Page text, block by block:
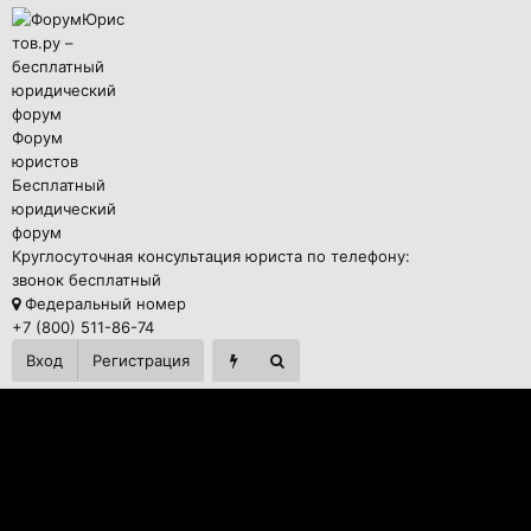
Форум
юристов
Бесплатный
юридический
форум
Круглосуточная консультация юриста по телефону:
звонок бесплатный
Федеральный номер
+7 (800) 511-86-74
Вход
Регистрация